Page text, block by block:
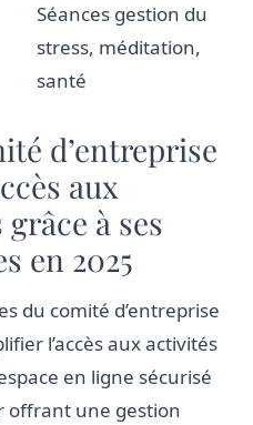
Séances gestion du
stress, méditation,
santé
d’entreprise
aux
à ses
en 2025
du comité d’entreprise
l’accès aux activités
en ligne sécurisé
offrant une gestion